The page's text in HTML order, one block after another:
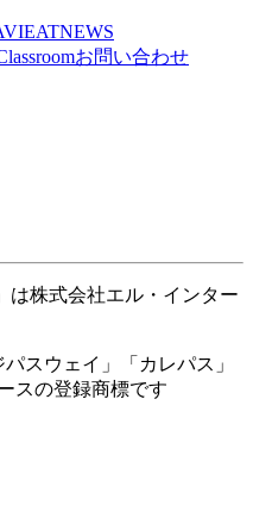
EATNEWS
お問い合わせ
株式会社エル・インター
スウェイ」「カレパス」
スの登録商標です